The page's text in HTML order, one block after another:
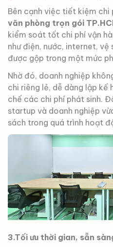
Bên cạnh việc tiết kiệm chi
văn phòng trọn gói
kiểm soát tốt chi phí vận
như điện, nước, internet,
được gộp trong một mức
Nhờ đó, doanh nghiệp
chi riêng lẻ, dễ dàng lập kế
chế các chi phí phát sinh.
startup và doanh nghiệp
sách trong quá trình hoạt
3.Tối ưu thời gian, sẵn